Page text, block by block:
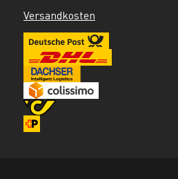
Versandkosten